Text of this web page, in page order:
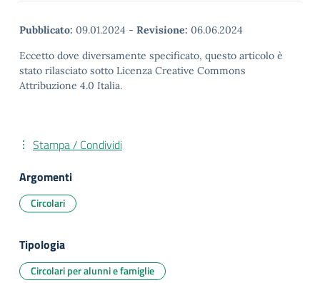
Pubblicato: 09.01.2024 - Revisione: 06.06.2024
Eccetto dove diversamente specificato, questo articolo è
stato rilasciato sotto Licenza Creative Commons
Attribuzione 4.0 Italia.
Stampa / Condividi
Argomenti
Circolari
Tipologia
Circolari per alunni e famiglie